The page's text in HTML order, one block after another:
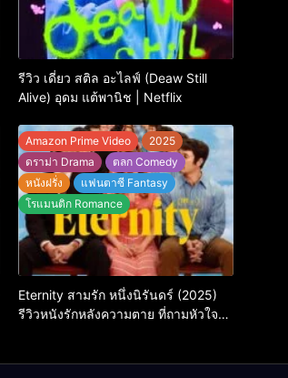
รีวิว เดี่ยว สติล อะไลฟ์ (Deaw Still
Alive) อุดม แต้พานิช | Netflix
Amazon Prime Video
2025
ดราม่า Drama
ตลก Comedy
หนังฝรั่ง
แฟนตาซี Fantasy
โรแมนติก Romance
Eternity สามรัก หนึ่งนิรันดร์ (2025)
รีวิวหนังรักหลังความตาย ที่ถามหัวใจว่า